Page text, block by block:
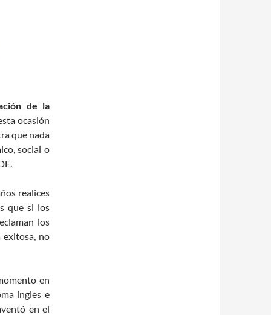
de la
ocasión
que nada
social o
realices
que si los
los
exitosa, no
en
ingles e
en el